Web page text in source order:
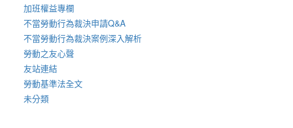
加班權益專欄
不當勞動行為裁決申請Q&A
不當勞動行為裁決案例深入解析
勞動之友心聲
友站連結
勞動基準法全文
未分類